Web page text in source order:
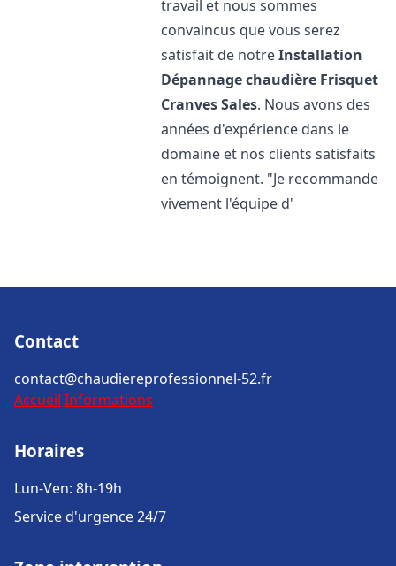
travail et nous sommes
convaincus que vous serez
satisfait de notreInstallation
Dépannage chaudière Frisquet
Cranves Sales. Nous avons des
années d'expérience dans le
domaine et nos clients satisfaits
en témoignent. "Je recommande
vivement l'équipe d'
Contact
contact@chaudiereprofessionnel-52.fr
Accueil Informations
Horaires
Lun-Ven: 8h-19h
Service d'urgence 24/7